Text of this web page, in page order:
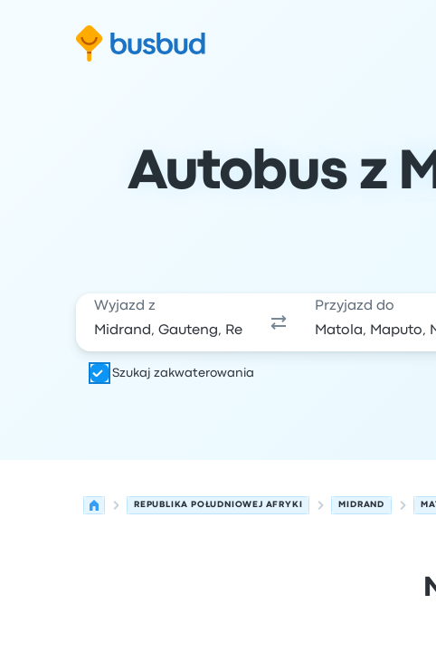
do formularza wyszukiwania
Przejdź do treści
Przejdź do stopki
Autobus z
Wyjazd z Przyjazd do
Szukaj zakwaterowania
REPUBLIKA POŁUDNIOWEJ AFRYKI MIDRAND